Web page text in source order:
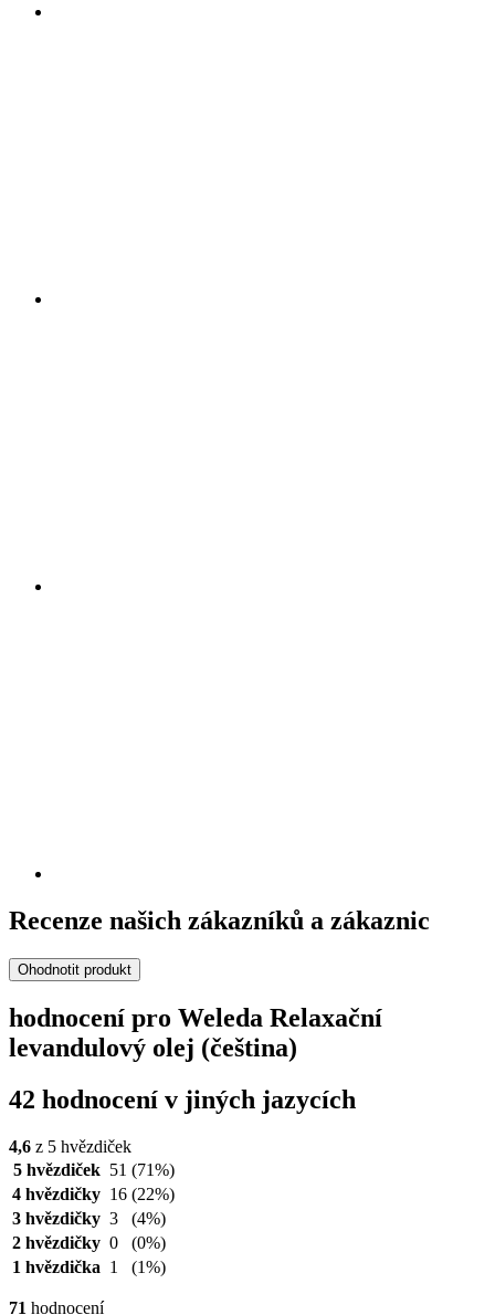
Recenze našich zákazníků a zákaznic
Ohodnotit produkt
hodnocení pro Weleda Relaxační
levandulový olej (čeština)
42 hodnocení v jiných jazycích
4,6 z 5 hvězdiček
5 hvězdiček 51 (71%)
4 hvězdičky 16 (22%)
3 hvězdičky 3
(4%)
2 hvězdičky 0
(0%)
1 hvězdička 1 (1%)
71 hodnocení